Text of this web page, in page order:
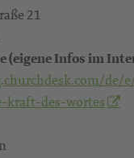
21
(eigene Infos im
de/
des-wortes